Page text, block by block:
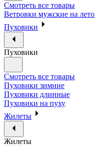
Смотреть все товары
Ветровки мужские на лето
Пуховики
Пуховики
Смотреть все товары
Пуховики зимние
Пуховики длинные
Пуховики на пуху
Жилеты
Жилеты